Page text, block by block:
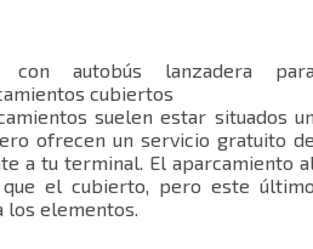
autobús lanzadera para
cubiertos
suelen estar situados
ofrecen un servicio gratuito
a tu terminal. El aparcamiento
el cubierto, pero este último
los elementos.